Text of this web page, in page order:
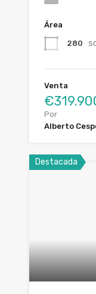
Área
280
Venta
Por
Alberto
Destacada